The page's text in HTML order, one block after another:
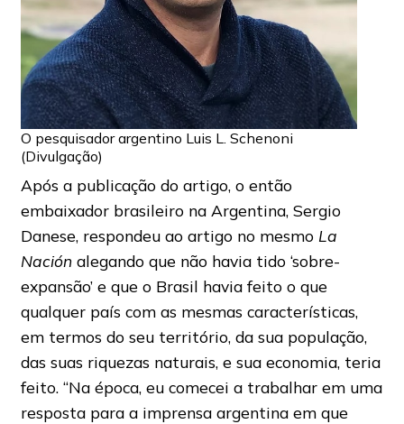
O pesquisador argentino Luis L. Schenoni
(Divulgação)
Após a publicação do artigo, o então
embaixador brasileiro na Argentina, Sergio
Danese, respondeu ao artigo no mesmo La
Naciónalegando que não havia tido ‘sobre-
expansão’ e que o Brasil havia feito o que
qualquer país com as mesmas características,
em termos do seu território, da sua população,
das suas riquezas naturais, e sua economia, teria
feito. “Na época, eu comecei a trabalhar em uma
resposta para a imprensa argentina em que